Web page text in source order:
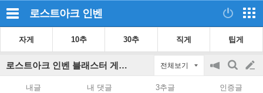
로스트아크 인벤
자게 10추 30추 직게 팁게
로스트아크 인벤 블래스터 게시판 전체보기
공
검
색
글
내글 내 댓글 3추글 인증글